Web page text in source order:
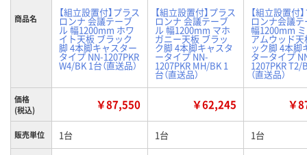
商品名 【組立設置付】プラス
ロンナ 会議テーブ
ル 幅1200mm ホワ
イト天板 ブラック
脚 4本脚キャスター
タイプ NN-1207PKR
W4/BK 1台（直送品）
【組立設置付】プラス
ロンナ 会議テーブ
ル 幅1200mm マホ
ガニー天板 ブラッ
ク脚 4本脚キャスタ
ータイプ NN-
1207PKR MH/BK 1
台（直送品）
【組立設置付
ロンナ会議
幅1200mm
アムウッド
ック脚 4本脚
タータイプ
1207PKR T2/
（直送品）
価格
(税込)
￥87,550 ￥62,245 ￥
販売単位 1台 1台 1台